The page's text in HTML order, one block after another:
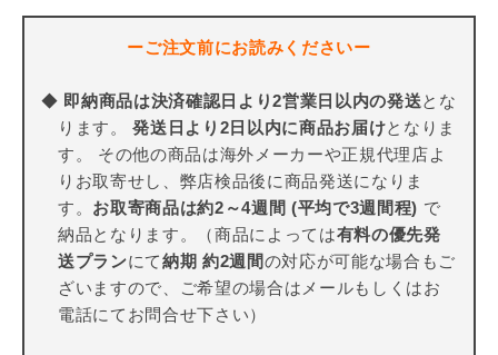
ーご注文前にお読みくださいー
◆ 即納商品は決済確認日より2営業日以内の発送とな
ります。発送日より2日以内に商品お届けとなりま
す。 その他の商品は海外メーカーや正規代理店よ
りお取寄せし、弊店検品後に商品発送になりま
す。 お取寄商品は約2～4週間 (平均で3週間程) で
納品となります。（商品によっては有料の優先発
送プランにて納期 約2週間の対応が可能な場合もご
ざいますので、ご希望の場合はメールもしくはお
電話にてお問合せ下さい）